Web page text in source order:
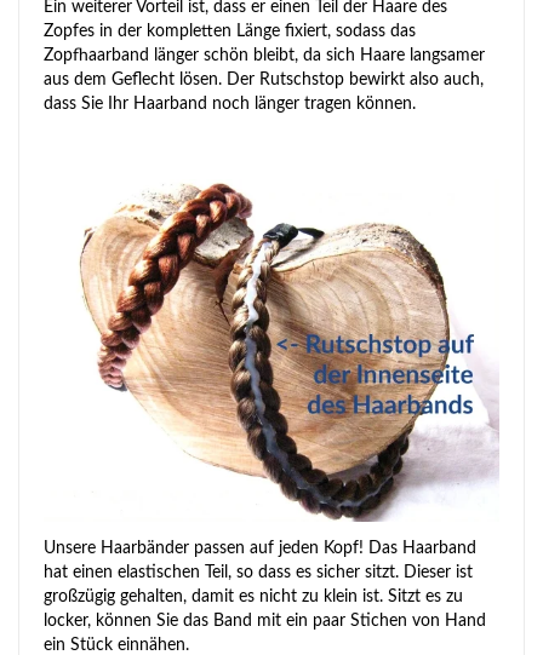
Ein weiterer Vorteil ist, dass er einen Teil der Haare des
Zopfes in der kompletten Länge fixiert, sodass das
Zopfhaarband länger schön bleibt, da sich Haare langsamer
aus dem Geflecht lösen. Der Rutschstop bewirkt also auch,
dass Sie Ihr Haarband noch länger tragen können.
Unsere Haarbänder passen auf jeden Kopf! Das Haarband
hat einen elastischen Teil, so dass es sicher sitzt. Dieser ist
großzügig gehalten, damit es nicht zu klein ist. Sitzt es zu
locker, können Sie das Band mit ein paar Stichen von Hand
ein Stück einnähen.